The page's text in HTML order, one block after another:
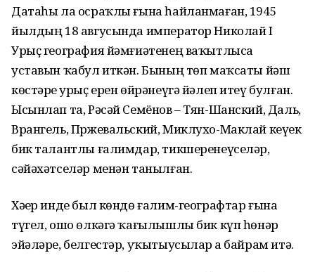
Датаһы ла осраҡлы ғына һайланмаған, 1945
йылдың 18 авгусында император Николай I
Урыҫ география йәмғиәтенең ваҡытлыса
уставын ҡабул иткән. Бының төп маҡсаты йәш
көстәрҙе урыҫ ерен өйрәнеүгә йәлеп итеү булған.
Ысынлап та, Рәсәй Семёнов – Тян-Шанский, Даль,
Врангель, Пржевальский, Миклухо-Маклай кеүек
бик талантлы ғалимдар, тикшеренеүселәр,
сәйәхәтселәр менән танылған.
Хәҙер инде был көндө ғалим-географтар ғына
түгел, ошо өлкәгә ҡағылышлы бик күп һөнәр
эйәләре, белгестәр, уҡытыусылар ҙа байрам итә.